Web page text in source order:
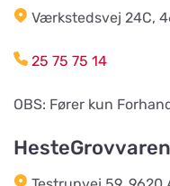
Sjösås Kruthuset
Nygatan 16B
Værkstedsvej 24C,
25 75 75 14
OBS: Fører kun
HesteGrovvaren